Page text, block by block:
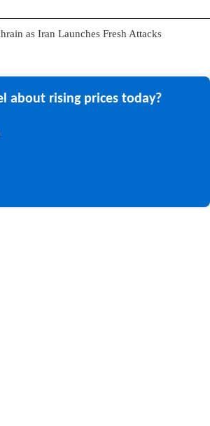
as Iran Launches Fresh Attacks
about rising prices today?